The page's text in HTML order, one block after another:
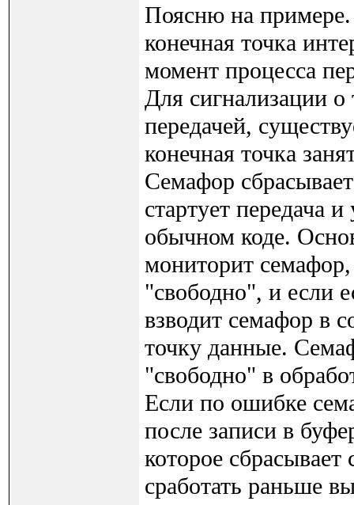
Поясню на примере.
конечная точка
момент процесса
Для сигнализации о
передачей,
конечная точка
Семафор
стартует передача
обычном коде.
мониторит
"свободно", и если
взводит семафор в
точку данные.
"свободно" в
Если по ошибке
после записи в
которое
сработать раньше